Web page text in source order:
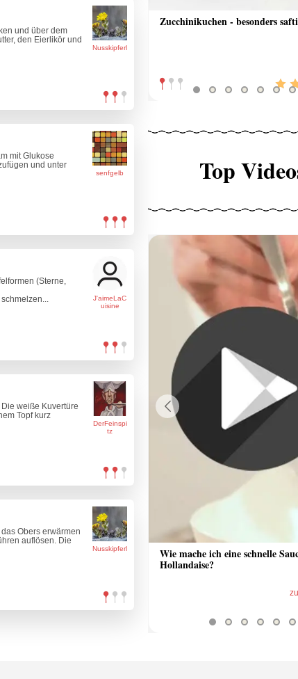
Nusskipferl
und über dem
den Eierlikör und
senfgelb
mit Glukose
und unter
J'aimeLaC
uisine
(Sterne,
DerFeinspi
tz
weiße Kuvertüre
Topf kurz
Nusskipferl
Obers erwärmen
auflösen. Die
Zucchinikuchen - besonders
Top
Wie mache ich eine schnelle
Hollandaise?
aus Bratrückstand
zum Video
Previous